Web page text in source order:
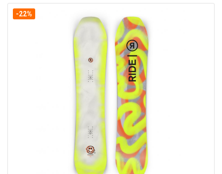
-22%